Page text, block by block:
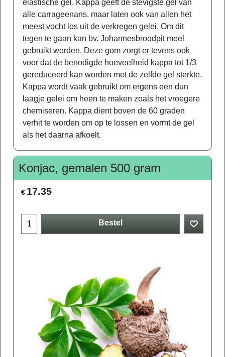
elastische gel. Kappa geeft de stevigste gel van
alle carrageenans, maar laten ook van allen het
meest vocht los uit de verkregen gelei. Om dit
tegen te gaan kan bv. Johannesbroodpit meel
gebruikt worden. Deze gom zorgt er tevens ook
voor dat de benodigde hoeveelheid kappa tot 1/3
gereduceerd kan worden met de zelfde gel sterkte.
Kappa wordt vaak gebruikt om ergens een dun
laagje gelei om heen te maken zoals het vroegere
chemiseren. Kappa dient boven de 60 graden
verhit te worden om op te lossen en vormt de gel
als het daarna afkoelt.
Konjac, gemalen 500 gram
€ 17.35
Bestel